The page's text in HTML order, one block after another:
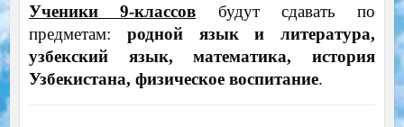
Ученики 9-классов будут сдавать по
предметам: родной язык и литература,
узбекский язык, математика, история
Узбекистана, физическое воспитание.